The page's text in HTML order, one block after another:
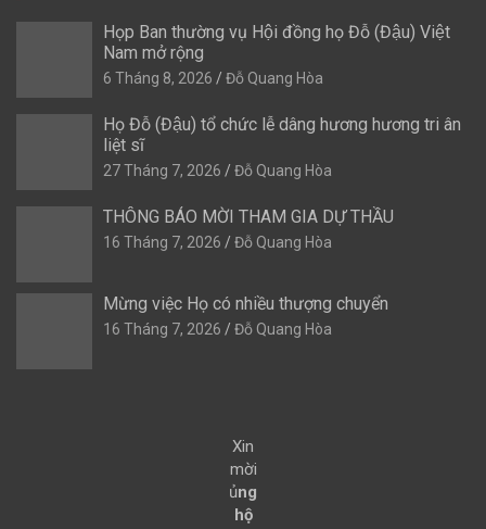
Họp Ban thường vụ Hội đồng họ Đỗ (Đậu) Việt
Nam mở rộng
6 Tháng 8, 2026 Đỗ Quang Hòa
Họ Đỗ (Đậu) tổ chức lễ dâng hương hương tri ân
liệt sĩ
27 Tháng 7, 2026 Đỗ Quang Hòa
THÔNG BÁO MỜI THAM GIA DỰ THẦU
16 Tháng 7, 2026 Đỗ Quang Hòa
Mừng việc Họ có nhiều thượng chuyển
16 Tháng 7, 2026 Đỗ Quang Hòa
Xin
mời
ủng
hộ